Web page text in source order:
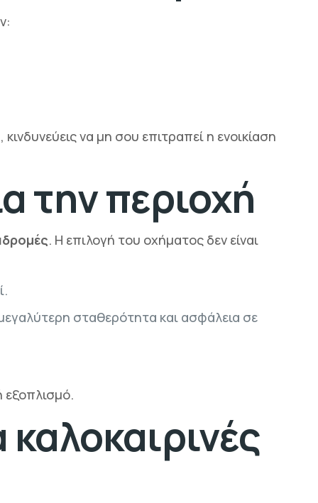
να μη σου επιτραπεί η ενοικίαση
την περιοχή
. Η επιλογή του οχήματος δεν είναι
σταθερότητα και ασφάλεια σε
εξοπλισμό.